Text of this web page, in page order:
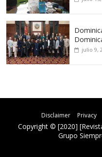
julio 9,
Disclaimer Privacy
Copyright © [2020]
Grupo